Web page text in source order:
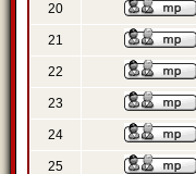
20
21
22
23
24
25